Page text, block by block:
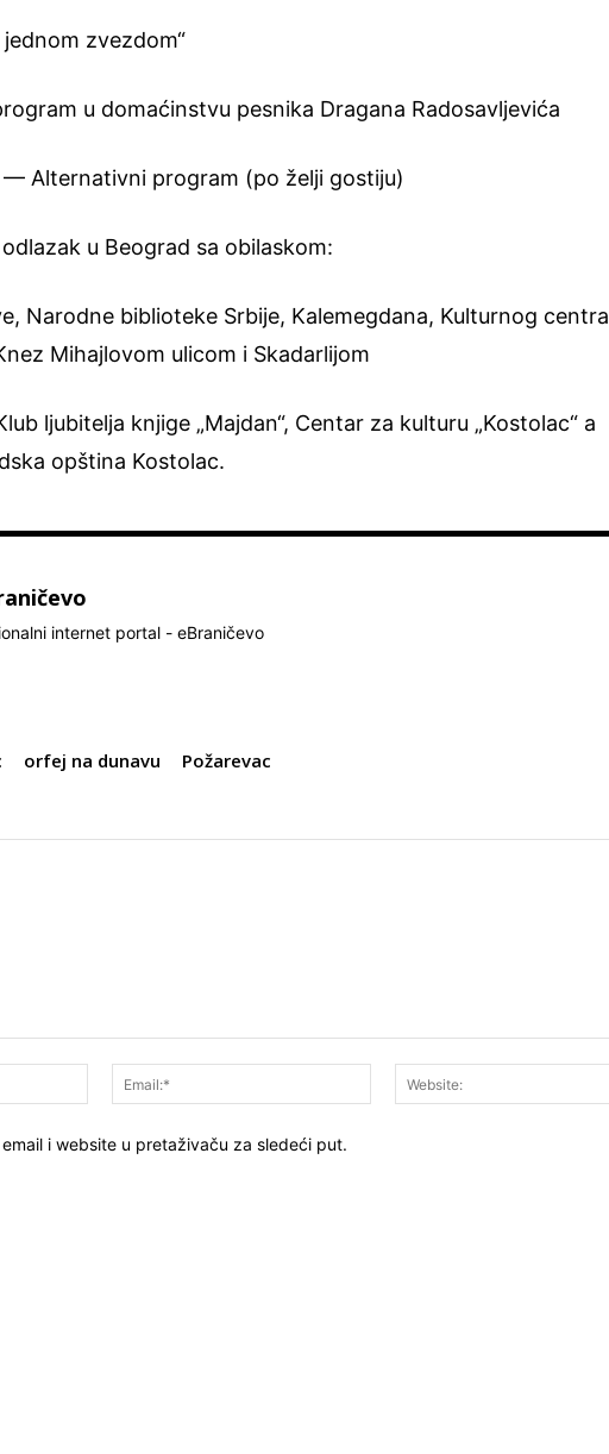
zvezdom“
u domaćinstvu pesnika Dragana Radosavljevića
Alternativni program (po želji gostiju)
u Beograd sa obilaskom:
Narodne biblioteke Srbije, Kalemegdana, Kulturnog centra
Mihajlovom ulicom i Skadarlijom
ljubitelja knjige „Majdan“, Centar za kulturu „Kostolac“ a
opština Kostolac.
internet portal - eBraničevo
orfej na dunavu Požarevac
Ime:*
Email:*
i website u pretaživaču za sledeći put.